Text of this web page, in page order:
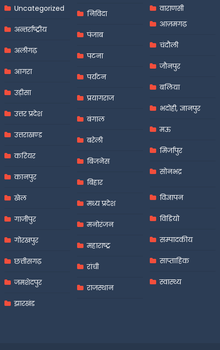
Uncategorized
अन्तर्राष्ट्रीय
अलीगढ़
आगरा
उड़ीसा
उत्तर प्रदेश
उत्तराखण्ड
करियर
कानपुर
खेल
गाजीपुर
गोरखपुर
छत्तीसगढ़
जमशेदपुर
झारखंड
निविदा
पंजाब
पटना
पर्यटन
प्रयागराज
बंगाल
बरेली
बिजनेस
बिहार
मध्य प्रदेश
मनोरंजन
महाराष्ट्र
रांची
राजस्थान
वाराणसी
आज़मगढ़
चंदौली
जौनपुर
बलिया
भदोही, ज्ञानपुर
मऊ
मिर्जापुर
सोनभद्र
विज्ञापन
विडियो
सम्पादकीय
साप्ताहिक
स्वास्थ्य